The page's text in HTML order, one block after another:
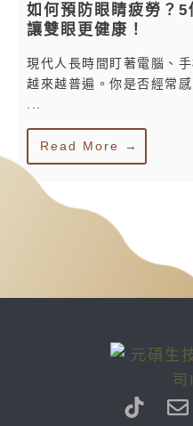
如何預防眼睛疲勞？5
讓雙眼更健康！
現代人長時間盯著電腦、
越來越普遍。你是否經常
Read More →
T
E